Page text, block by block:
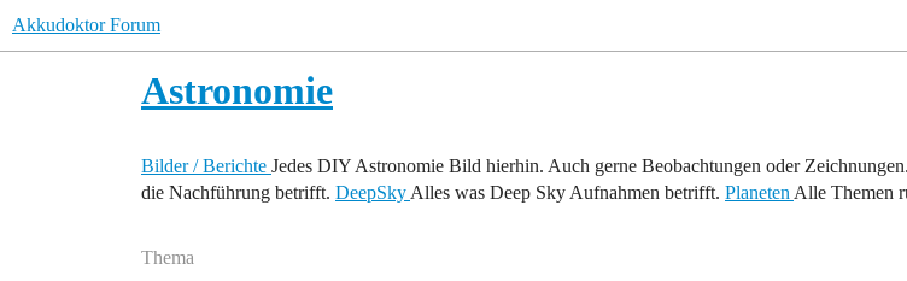
Akkudoktor Forum
Astronomie
Bilder / Berichte Jedes DIY Astronomie Bild hierhin. Auch gerne Beobachtungen oder
die Nachführung betrifft. DeepSky Alles was Deep Sky Aufnahmen betrifft. Planeten Alle Themen
Thema